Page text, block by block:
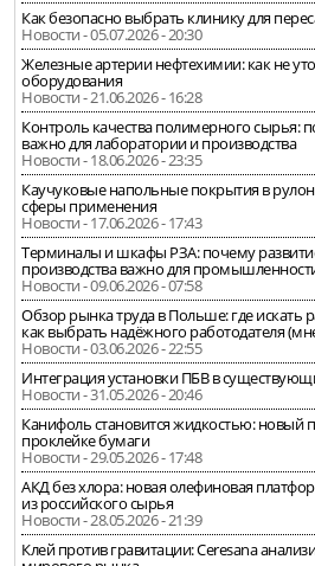
Как безопасно выбрать клинику для
Новости - 05.07.2026 - 20:30
Железные артерии нефтехимии: как не
оборудования
Новости - 21.06.2026 - 16:28
Контроль качества полимерного сырья:
важно для лаборатории и производства
Новости - 18.06.2026 - 23:35
Каучуковые напольные покрытия в
сферы применения
Новости - 17.06.2026 - 17:43
Терминалы и шкафы РЗА: почему
производства важно для
Новости - 09.06.2026 - 07:58
Обзор рынка труда в Польше: где искать
как выбрать надёжного работодателя
Новости - 03.06.2026 - 22:55
Интеграция установки ПБВ в
Новости - 31.05.2026 - 20:46
Канифоль становится жидкостью: новый
проклейке бумаги
Новости - 29.05.2026 - 17:48
АКД без хлора: новая олефиновая
из российского сырья
Новости - 28.05.2026 - 21:39
Клей против гравитации: Ceresana